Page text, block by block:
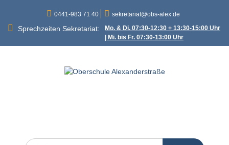
content
0441-983 71 40 sekretariat@obs-alex.de
Sprechzeiten Sekretariat:
Mo. & Di. 07:30-12:30 + 13:30-15:00 Uhr
| Mi. bis Fr. 07:30-13:00 Uhr
Search